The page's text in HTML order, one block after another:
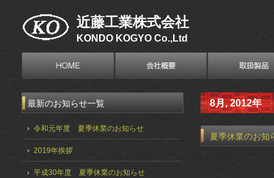
近藤工業株式会社
KONDO KOGYO Co.,Ltd
8月, 2012年
夏季休業のお知
最新のお知らせ一覧
令和元年度 夏季休業のお知らせ
2019年挨拶
平成30年度 夏季休業のお知らせ